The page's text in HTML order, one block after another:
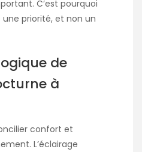
C’est pourquoi
priorité, et non un
de
à
confort et
L’éclairage